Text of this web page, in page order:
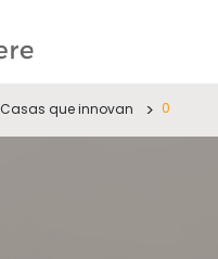
Casas que innovan 0